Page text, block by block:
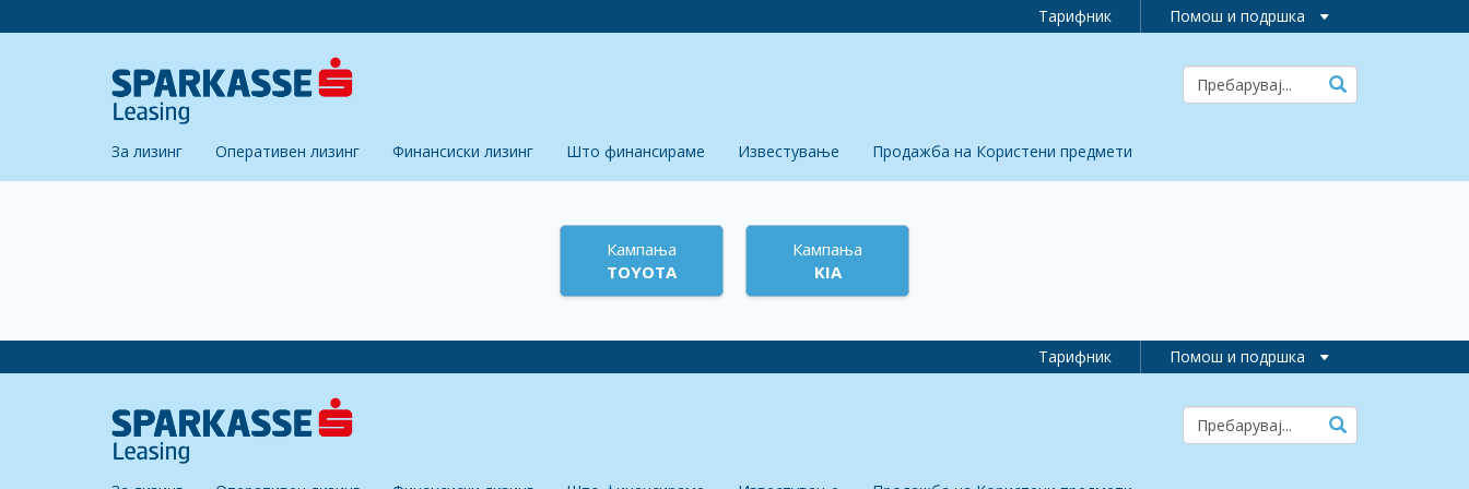
Помош и подршка
Тарифник
За лизинг Оперативен лизинг Финансиски лизинг Што финансираме Известување Продажба на Користени предмети
Кампања
TOYOTA
Кампања
KIA
Помош и подршка
Тарифник